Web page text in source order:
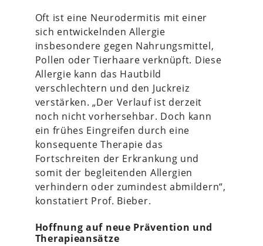
Oft ist eine Neurodermitis mit einer
sich entwickelnden Allergie
insbesondere gegen Nahrungsmittel,
Pollen oder Tierhaare verknüpft. Diese
Allergie kann das Hautbild
verschlechtern und den Juckreiz
verstärken. „Der Verlauf ist derzeit
noch nicht vorhersehbar. Doch kann
ein frühes Eingreifen durch eine
konsequente Therapie das
Fortschreiten der Erkrankung und
somit der begleitenden Allergien
verhindern oder zumindest abmildern“,
konstatiert Prof. Bieber.
Hoffnung auf neue Prävention und
Therapieansätze